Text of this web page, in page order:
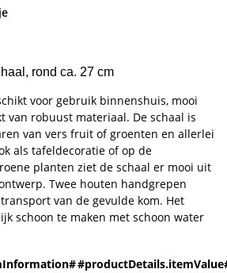
rond ca. 27 cm
voor gebruik binnenshuis, mooi
van robuust materiaal. De schaal is
van vers fruit of groenten en allerlei
als tafeldecoratie of op de
planten ziet de schaal er mooi uit
Twee houten handgrepen
van de gevulde kom. Het
schoon te maken met schoon water